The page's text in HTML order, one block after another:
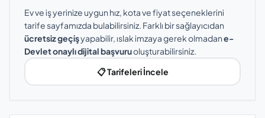
Ev ve iş yerinize uygun hız, kota ve fiyat seçeneklerini
tarife sayfamızda bulabilirsiniz. Farklı bir sağlayıcıdan
ücretsiz geçişyapabilir, ıslak imzaya gerek olmadane-
Devlet onaylı dijital başvuruoluşturabilirsiniz.
📋 Tarifeleri İncele